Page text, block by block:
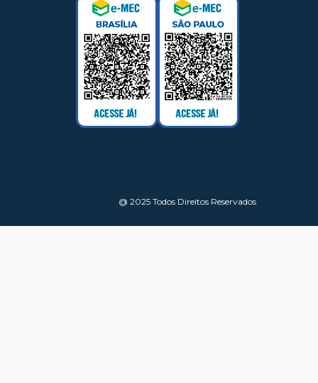
@ 2025 Todos Direitos Reservados